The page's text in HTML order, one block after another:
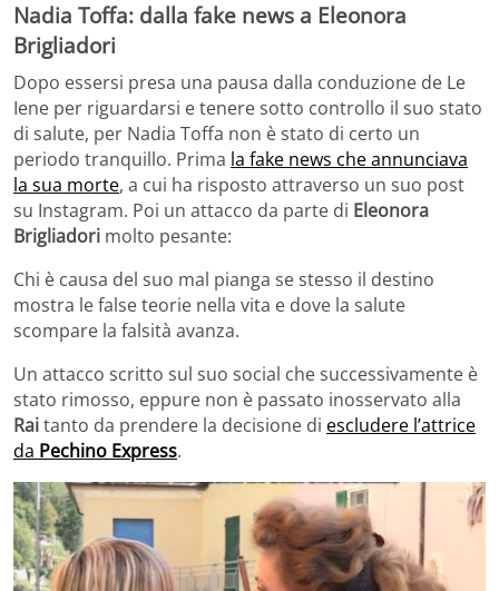
Nadia Toffa: dalla fake news a Eleonora
Brigliadori
Dopo essersi presa una pausa dalla conduzione de Le
Iene per riguardarsi e tenere sotto controllo il suo stato
di salute, per Nadia Toffa non è stato di certo un
periodo tranquillo. Prima la fake news che annunciava
la sua morte, a cui ha risposto attraverso un suo post
su Instagram. Poi un attacco da parte di Eleonora
Brigliadori molto pesante:
Chi è causa del suo mal pianga se stesso il destino
mostra le false teorie nella vita e dove la salute
scompare la falsità avanza.
Un attacco scritto sul suo social che successivamente è
stato rimosso, eppure non è passato inosservato alla
Raitanto da prendere la decisione di escludere l’attrice
da Pechino Express.